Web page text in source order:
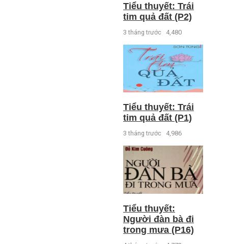
Tiểu thuyết: Trái
tim quả đất (P2)
3 tháng trước 4,480
Tiểu thuyết: Trái
tim quả đất (P1)
3 tháng trước 4,986
Tiểu thuyết:
Người đàn bà đi
trong mưa (P16)